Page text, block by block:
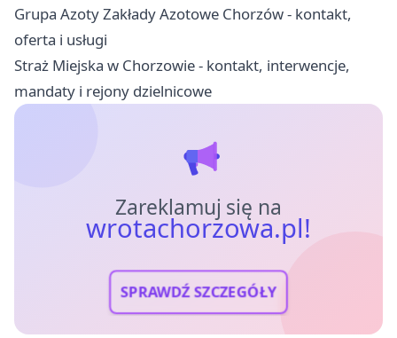
Grupa Azoty Zakłady Azotowe Chorzów - kontakt,
oferta i usługi
Straż Miejska w Chorzowie - kontakt, interwencje,
mandaty i rejony dzielnicowe
Zareklamuj się na
wrotachorzowa.pl!
SPRAWDŹ SZCZEGÓŁY